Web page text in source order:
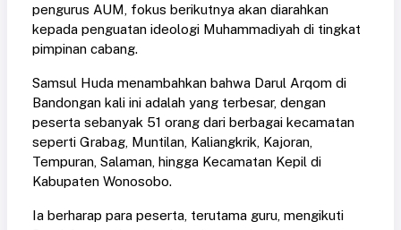
pengurus AUM, fokus berikutnya akan diarahkan
kepada penguatan ideologi Muhammadiyah di tingkat
pimpinan cabang.
Samsul Huda menambahkan bahwa Darul Arqom di
Bandongan kali ini adalah yang terbesar, dengan
peserta sebanyak 51 orang dari berbagai kecamatan
seperti Grabag, Muntilan, Kaliangkrik, Kajoran,
Tempuran, Salaman, hingga Kecamatan Kepil di
Kabupaten Wonosobo.
Ia berharap para peserta, terutama guru, mengikuti